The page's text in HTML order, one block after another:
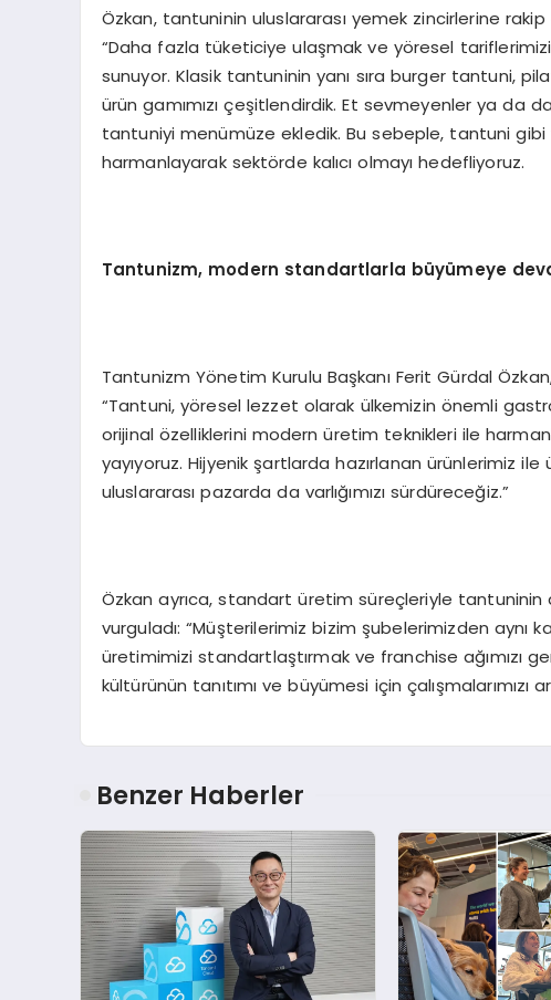
Özkan, tantuninin uluslararası yemek zincirlerine
“Daha fazla tüketiciye ulaşmak ve yöresel
sunuyor. Klasik tantuninin yanı sıra burger tantuni,
ürün gamımızı çeşitlendirdik. Et sevmeyenler ya da
tantuniyi menümüze ekledik. Bu sebeple, tantuni gibi
harmanlayarak sektörde kalıcı olmayı hedefliyoruz.
Tantunizm, modern standartlarla büyümeye
Tantunizm Yönetim Kurulu Başkanı Ferit Gürdal
“Tantuni, yöresel lezzet olarak ülkemizin önemli
orijinal özelliklerini modern üretim teknikleri ile
yayıyoruz. Hijyenik şartlarda hazırlanan ürünlerimiz
uluslararası pazarda da varlığımızı sürdüreceğiz.”
Özkan ayrıca, standart üretim süreçleriyle tantuninin
vurguladı: “Müşterilerimiz bizim şubelerimizden
üretimimizi standartlaştırmak ve franchise ağımızı
kültürünün tanıtımı ve büyümesi için çalışmalarımızı
Benzer Haberler